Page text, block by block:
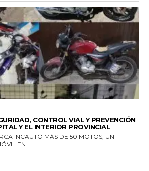
CONTROL VIAL Y PREVENCIÓN
Y EL INTERIOR PROVINCIAL
INCAUTÓ MÁS DE 50 MOTOS, UN
EN...